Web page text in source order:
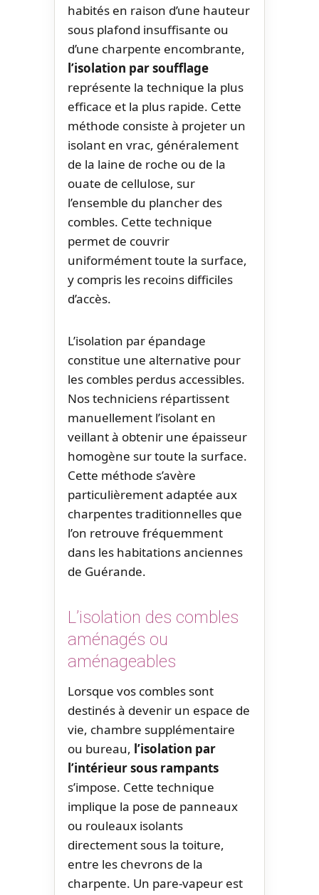
habités en raison d’une hauteur
sous plafond insuffisante ou
d’une charpente encombrante,
l’isolation par soufflage
représente la technique la plus
efficace et la plus rapide. Cette
méthode consiste à projeter un
isolant en vrac, généralement
de la laine de roche ou de la
ouate de cellulose, sur
l’ensemble du plancher des
combles. Cette technique
permet de couvrir
uniformément toute la surface,
y compris les recoins difficiles
d’accès.
L’isolation par épandage
constitue une alternative pour
les combles perdus accessibles.
Nos techniciens répartissent
manuellement l’isolant en
veillant à obtenir une épaisseur
homogène sur toute la surface.
Cette méthode s’avère
particulièrement adaptée aux
charpentes traditionnelles que
l’on retrouve fréquemment
dans les habitations anciennes
de Guérande.
L’isolation des combles
aménagés ou
aménageables
Lorsque vos combles sont
destinés à devenir un espace de
vie, chambre supplémentaire
ou bureau, l’isolation par
l’intérieur sous rampants
s’impose. Cette technique
implique la pose de panneaux
ou rouleaux isolants
directement sous la toiture,
entre les chevrons de la
charpente. Un pare-vapeur est